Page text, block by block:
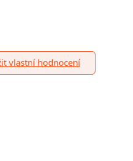
vlastní hodnocení